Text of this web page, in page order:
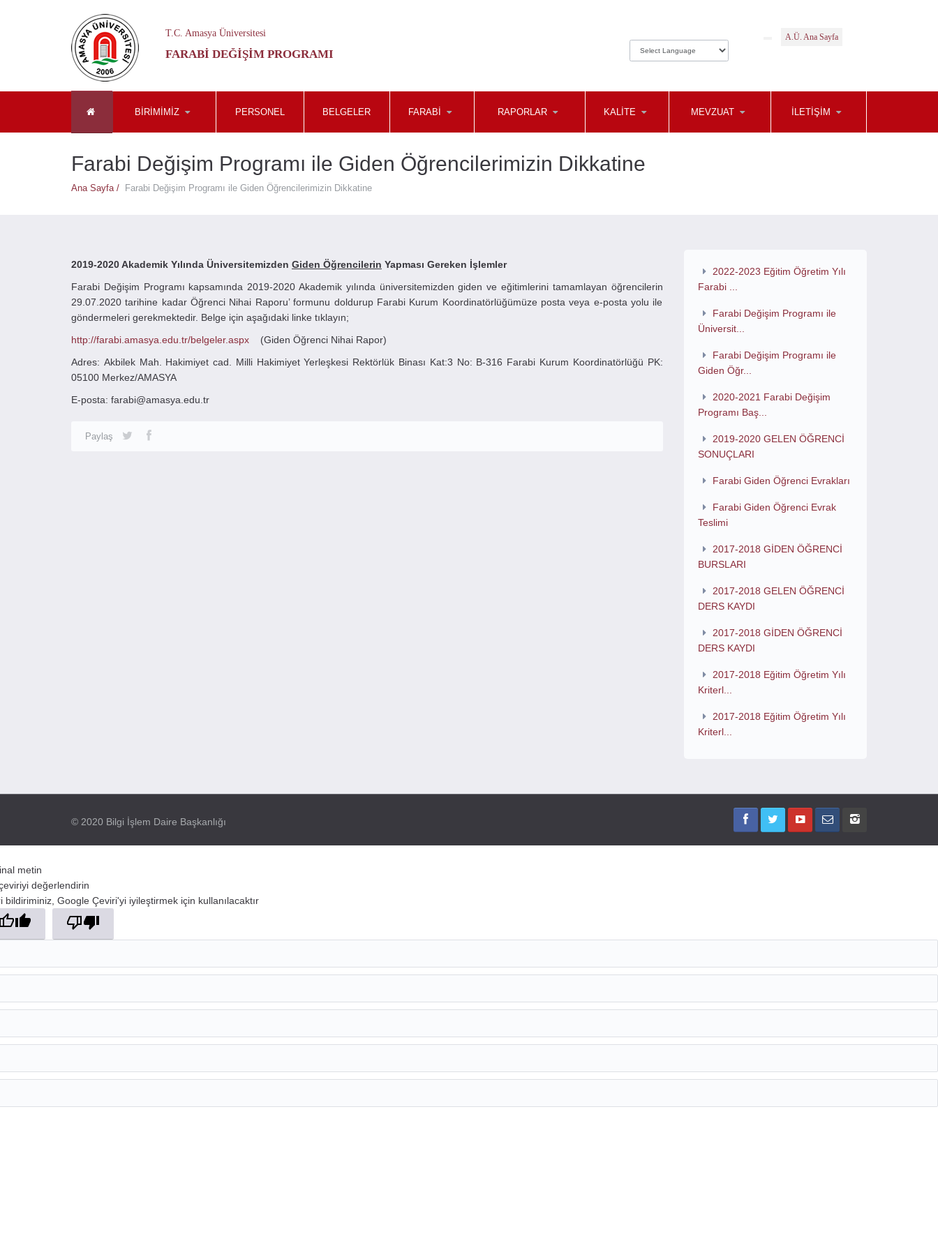
T.C. Amasya Üniversitesi
FARABI DEĞIŞIM PROGRAMI
A.Ü. Ana Sayfa
BIRIMIMIZ PERSONEL BELGELER FARABI RAPORLAR KALITE MEVZUAT İLETIŞIM
Farabi Değişim Programı ile Giden Öğrencilerimizin Dikkatine
Ana Sayfa / Farabi Değişim Programı ile Giden Öğrencilerimizin Dikkatine
2019-2020 Akademik Yılında Üniversitemizden Giden Öğrencilerin Yapması Gereken İşlemler
Farabi Değişim Programı kapsamında 2019-2020 Akademik yılında üniversitemizden giden ve eğitimlerini tamamlayan öğrencilerin
29.07.2020 tarihine kadar Öğrenci Nihai Raporu’ formunu doldurup Farabi Kurum Koordinatörlüğümüze posta veya e-posta yolu ile
göndermeleri gerekmektedir. Belge için aşağıdaki linke tıklayın;
http://farabi.amasya.edu.tr/belgeler.aspx (Giden Öğrenci Nihai Rapor)
Adres: Akbilek Mah. Hakimiyet cad. Milli Hakimiyet Yerleşkesi Rektörlük Binası Kat:3 No: B-316 Farabi Kurum Koordinatörlüğü PK:
05100 Merkez/AMASYA
E-posta: farabi@amasya.edu.tr
Paylaş
2022-2023 Eğitim Öğretim Yılı
Farabi ...
Farabi Değişim Programı ile
Üniversit...
Farabi Değişim Programı ile
Giden Öğr...
2020-2021 Farabi Değişim
Programı Baş...
2019-2020 GELEN ÖĞRENCİ
SONUÇLARI
Farabi Giden Öğrenci Evrakları
Farabi Giden Öğrenci Evrak
Teslimi
2017-2018 GİDEN ÖĞRENCİ
BURSLARI
2017-2018 GELEN ÖĞRENCİ
DERS KAYDI
2017-2018 GİDEN ÖĞRENCİ
DERS KAYDI
2017-2018 Eğitim Öğretim Yılı
Kriterl...
2017-2018 Eğitim Öğretim Yılı
Kriterl...
© 2020 Bilgi İşlem Daire Başkanlığı
metin
değerlendirin
bildiriminiz, Google Çeviri'yi iyileştirmek için kullanılacaktır